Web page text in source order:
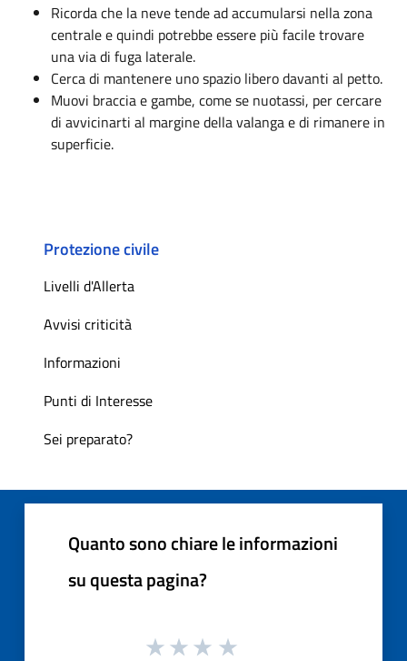
Ricorda che la neve tende ad accumularsi nella zona
centrale e quindi potrebbe essere più facile trovare
una via di fuga laterale.
Cerca di mantenere uno spazio libero davanti al petto.
Muovi braccia e gambe, come se nuotassi, per cercare
di avvicinarti al margine della valanga e di rimanere in
superficie.
Protezione civile
Livelli d'Allerta
Avvisi criticità
Informazioni
Punti di Interesse
Sei preparato?
Quanto sono chiare le informazioni
su questa pagina?